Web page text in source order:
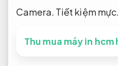
Camera. Tiết kiệm mực.
Thu mua máy in